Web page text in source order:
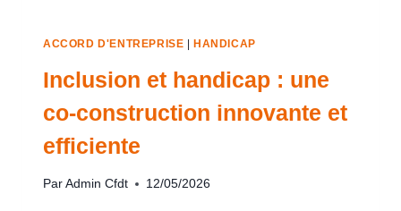
ACCORD D'ENTREPRISE |HANDICAP
Inclusion et handicap : une
co-construction innovante et
efficiente
Par Admin Cfdt 12/05/2026